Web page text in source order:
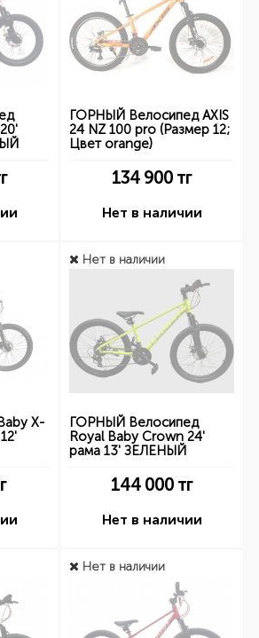
ГОРНЫЙ Велосипед AXIS
24 NZ 100 pro (Размер 12;
Цвет orange)
134 900 тг
Нет в наличии
X-
Нет в наличии
ГОРНЫЙ Велосипед
Royal Baby Crown 24'
рама 13' ЗЕЛЕНЫЙ
144 000 тг
Нет в наличии
Нет в наличии